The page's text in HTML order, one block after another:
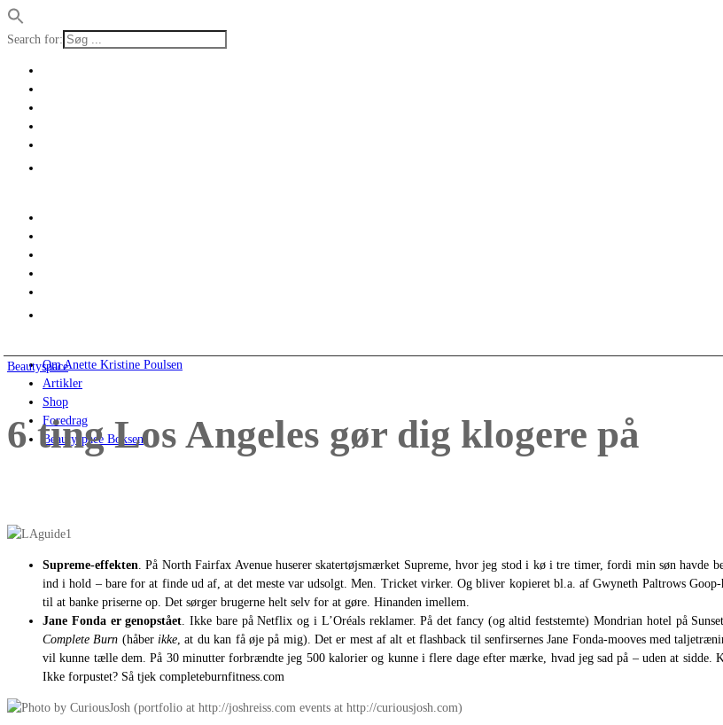
Search for:
Om Anette Kristine Poulsen
Artikler
Shop
Foredrag
Beautyspace Boksen
Beautyspace
6 ting Los Angeles gør dig klogere på
Supreme-effekten . På North Fairfax Avenue huserer skatertøjsmærket Supreme, hvor jeg stod i kø i tre timer, fordi min søn
ind i hold – bare for at finde ud af, at det meste var udsolgt. Men. Tricket virker. Og bliver kopieret bl.a. af Gwyneth Paltrows
til at banke priserne op. Det sørger brugerne helt selv for at gøre. Hinanden imellem.
Jane Fonda er genopstået . Ikke bare på Netflix og i L’Oréals reklamer. På det fancy (og altid feststemte) Mondrian hotel på
Complete Burn (håber ikke , at du kan få øje på mig). Det er mest af alt et flashback til senfirsernes Jane Fonda-mooves med
vil kunne tælle dem. På 30 minutter forbrændte jeg 500 kalorier og kunne i flere dage efter mærke, hvad jeg sad på – uden at
Ikke forpustet? Så tjek completeburnfitness.com